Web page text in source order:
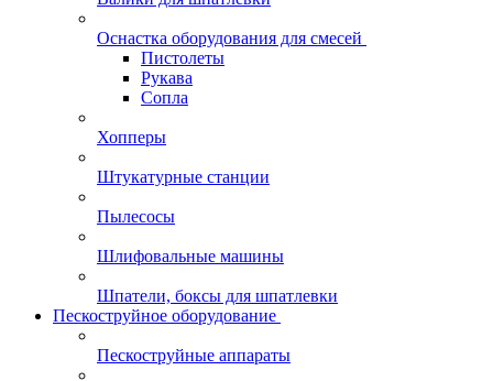
Оснастка оборудования для смесей
Пистолеты
Рукава
Сопла
Хопперы
Штукатурные станции
Пылесосы
Шлифовальные машины
Шпатели, боксы для шпатлевки
Пескоструйное оборудование
Пескоструйные аппараты